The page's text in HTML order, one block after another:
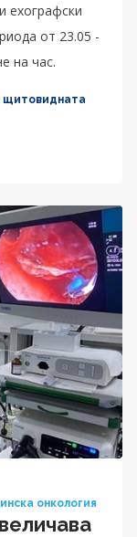
ехографски
от 23.05 -
на час.
щитовидната
онкология